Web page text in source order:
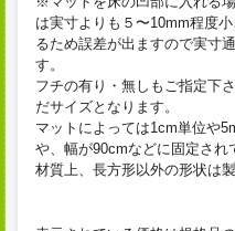
は実寸よりも５〜10mm程度
るため誤差が出ますので実寸
す。
フチの有り・無しもご指定下
だサイズとなります。
マットによっては1cm単位や
や、幅が90cmなどに固定され
材質上、長方形以外の形状は